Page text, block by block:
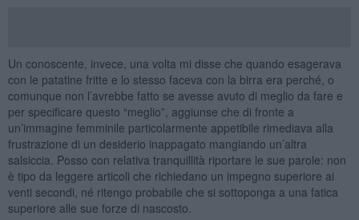
Un conoscente, invece, una volta mi disse che quando esagerava
con le patatine fritte e lo stesso faceva con la birra era perché, o
comunque non l’avrebbe fatto se avesse avuto di meglio da fare e
per specificare questo “meglio”, aggiunse che di fronte a
un’immagine femminile particolarmente appetibile rimediava alla
frustrazione di un desiderio inappagato mangiando un’altra
salsiccia. Posso con relativa tranquillità riportare le sue parole: non
è tipo da leggere articoli che richiedano un impegno superiore ai
venti secondi, né ritengo probabile che si sottoponga a una fatica
superiore alle sue forze di nascosto.